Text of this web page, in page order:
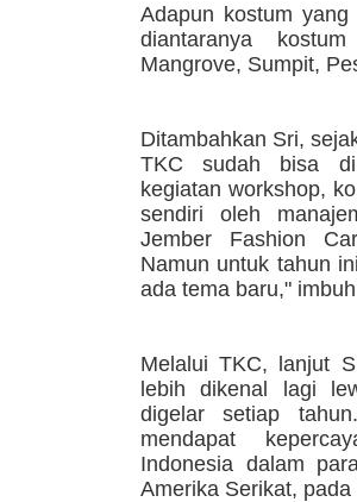
Adapun kostum
diantaranya
Mangrove, Sumpit,
Ditambahkan ‪Sri,
TKC sudah bisa
kegiatan workshop,
sendiri oleh
Jember Fashion
Namun untuk tahun
ada tema baru,"
‪Melalui TKC, lanjut
lebih dikenal lagi
digelar setiap
mendapat
Indonesia dalam
Amerika Serikat,